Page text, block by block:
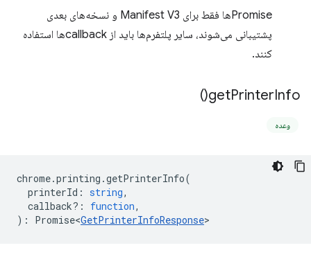
Promiseها فقط برای Manifest V3 و نسخه‌های بعدی
پشتیبانی می‌شوند، سایر پلتفرم‌ها باید از callbackها استفاده
کنند.
getPrinterInfo(
)
وعده
chrome.printing .getPrinterInfo(
printerId : string,
callback? : function,
) : Promise<GetPrinterInfoResponse>